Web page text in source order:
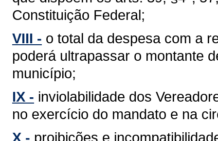
Constituição Federal;
VIII - o total da despesa com a
poderá ultrapassar o montante
município;
IX - inviolabilidade dos
no exercício do mandato e na
X - proibições e